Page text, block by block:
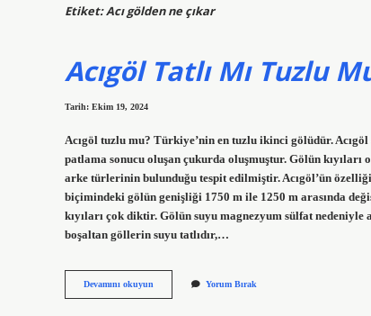
Etiket:Acı gölden ne çıkar
Acıgöl Tatlı Mı Tuzlu
Tarih: Ekim 19, 2024
Acıgöl tuzlu mu? Türkiye’nin en tuzlu ikinci gölüdür.
patlama sonucu oluşan çukurda oluşmuştur. Gölün
arke türlerinin bulunduğu tespit edilmiştir. Acıgöl’ün
biçimindeki gölün genişliği 1750 m ile 1250 m arasında
kıyıları çok diktir. Gölün suyu magnezyum sülfat nedeniyle
boşaltan göllerin suyu tatlıdır,…
Devamını okuyun
Tatlı
Yorum Bırak